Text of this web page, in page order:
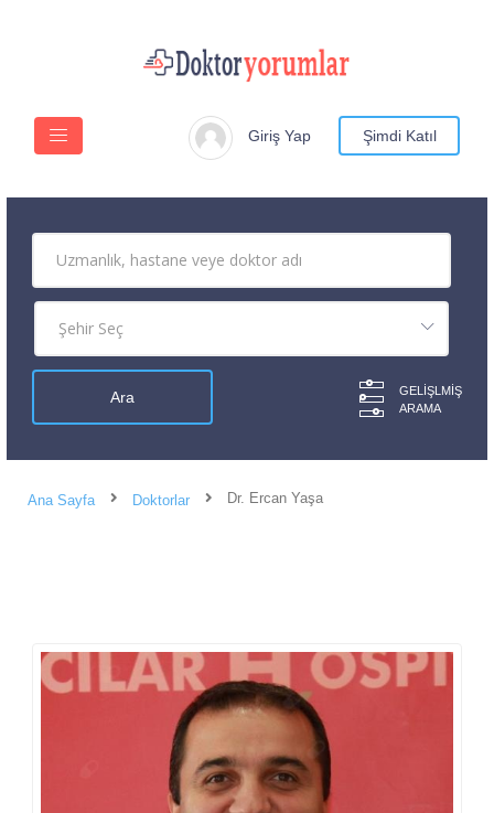
Giriş Yap Şimdi Katıl
GELIŞLMIŞ
ARAMA
Ana Sayfa Doktorlar Dr. Ercan Yaşa